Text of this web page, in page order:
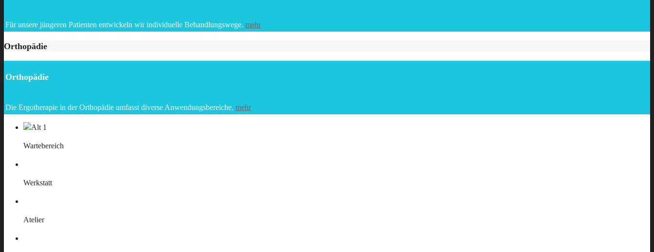
Für unsere jüngeren Patienten entwickeln wir individuelle Behandlungswege. mehr
Orthopädie
Orthopädie
Die Ergotherapie in der Orthopädie umfasst diverse Anwendungsbereiche. mehr
Wartebereich
Werkstatt
Atelier